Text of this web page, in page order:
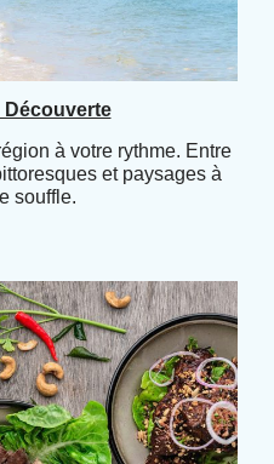
Découverte
à votre rythme. Entre
et paysages à
souffle.